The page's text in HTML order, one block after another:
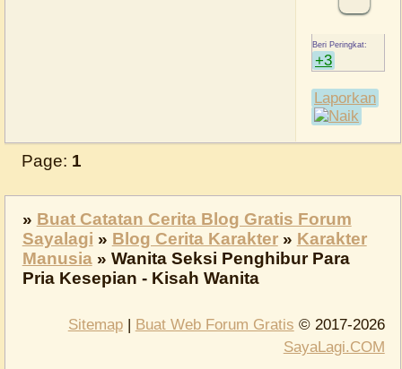
+3
Laporkan
Page: 1
» Buat Catatan Cerita Blog Gratis Forum
Sayalagi » Blog Cerita Karakter » Karakter
Manusia » Wanita Seksi Penghibur Para
Pria Kesepian - Kisah Wanita
Sitemap| Buat Web Forum Gratis © 2017-2026
SayaLagi.COM